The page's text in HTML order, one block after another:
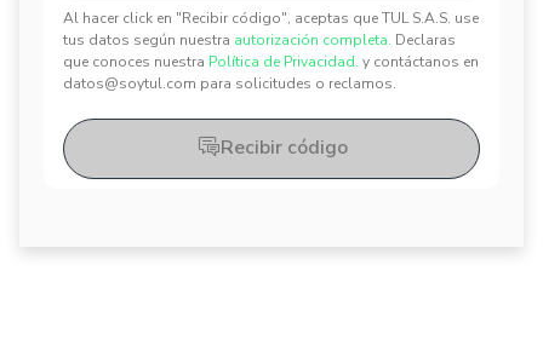
Al hacer click en "Recibir código", aceptas que TUL S.A.S. use
tus datos según nuestra autorización completa. Declaras
que conoces nuestra Política de Privacidad. y contáctanos en
datos@soytul.com para solicitudes o reclamos.
✕
✕
Recibir código